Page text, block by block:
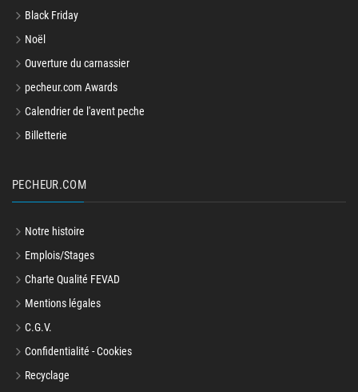
Black Friday
Noël
Ouverture du carnassier
pecheur.com Awards
Calendrier de l'avent peche
Billetterie
PECHEUR.COM
Notre histoire
Emplois/Stages
Charte Qualité FEVAD
Mentions légales
C.G.V.
Confidentialité - Cookies
Recyclage